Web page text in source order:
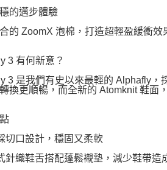
的邁步體驗
的 ZoomX 泡棉，打造超輕盈緩衝
3 有何新意？
3 是我們有史以來最輕的 Alphafly，
換更順暢，而全新的 Atomknit 鞋面
切口設計，穩固又柔軟
針織鞋舌搭配蓬鬆襯墊，減少鞋帶造